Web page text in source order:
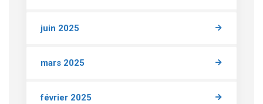
juin 2025
mars 2025
février 2025